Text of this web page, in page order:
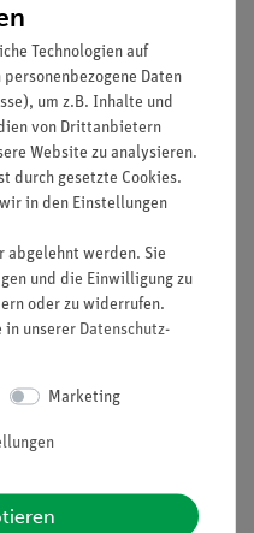
39139-
00
1
39120-
00
4
17049-
00
1
39115-
01
2
01
07313-
Technologien auf
Daten
um z.B. Inhalte und
von Drittanbietern
Website zu analysieren.
durch gesetzte Cookies.
in den Einstellungen
abgelehnt werden. Sie
und die Einwilligung zu
oder zu widerrufen.
in unserer Daten­schutz­
Marketing